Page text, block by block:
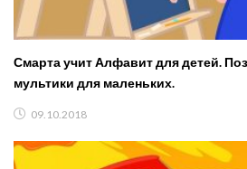
Смарта учит Алфавит для детей.
мультики для маленьких.
09.10.2018